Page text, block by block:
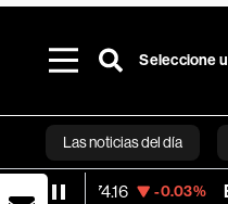
Seleccione
Las noticias del día
-0.03% ETH/USD